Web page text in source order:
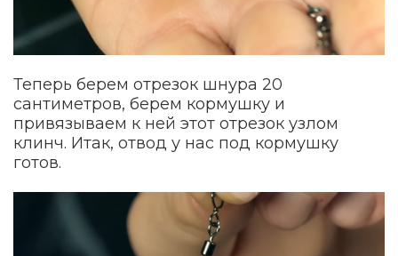
Теперь берем отрезок шнура 20
сантиметров, берем кормушку и
привязываем к ней этот отрезок узлом
клинч. Итак, отвод у нас под кормушку
готов.